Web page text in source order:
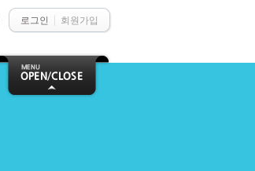
로그인
회원가입